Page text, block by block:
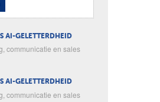
AI-GELETTERDHEID
communicatie en sales
AI-GELETTERDHEID
communicatie en sales